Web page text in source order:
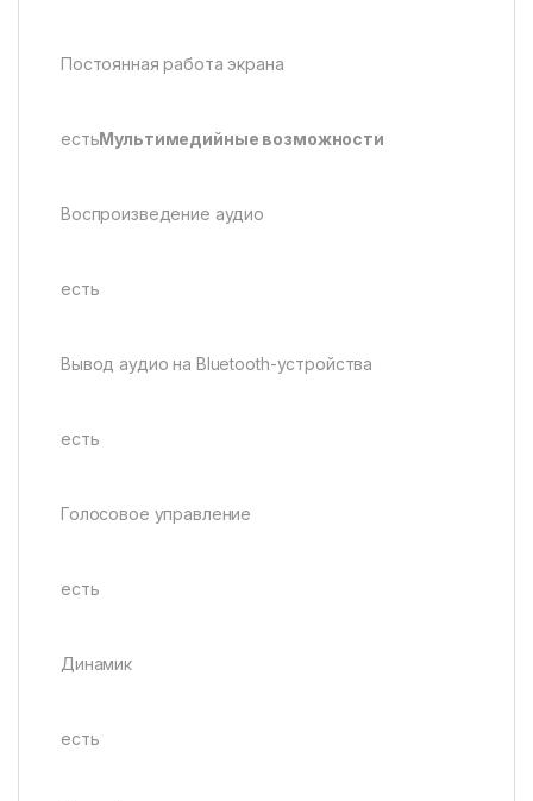
Постоянная работа экрана
естьМультимедийные возможности
Воспроизведение аудио
есть
Вывод аудио на Bluetooth-устройства
есть
Голосовое управление
есть
Динамик
есть